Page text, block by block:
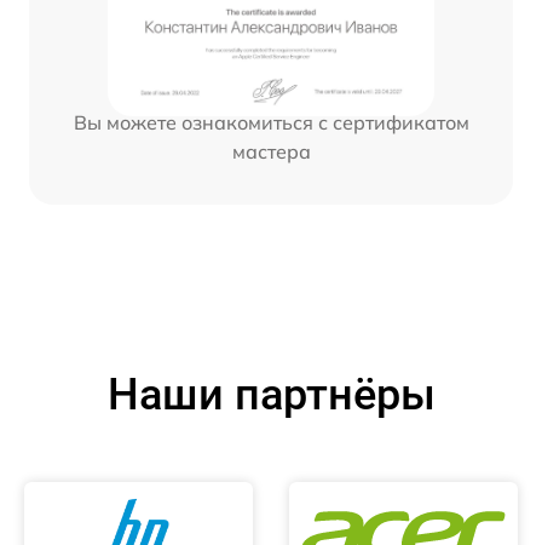
Вы можете ознакомиться с сертификатом
мастера
Наши партнёры